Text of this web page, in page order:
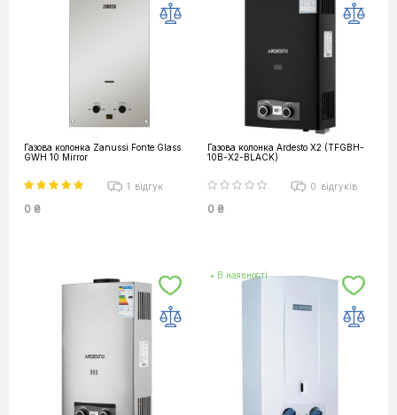
Газова колонка Zanussi Fonte Glass
GWH 10 Mirror
1 відгук
0 ₴
Газова колонка Ardesto X2 (TFGBH-
10B-X2-BLACK)
0 відгуків
0 ₴
• В наявності